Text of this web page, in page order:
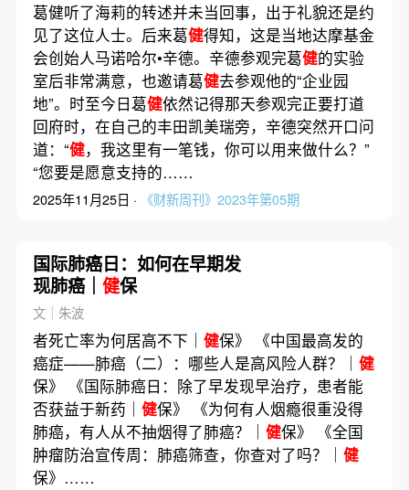
葛健听了海莉的转述并未当回事，出于礼貌还是约
见了这位人士。后来葛健得知，这是当地达摩基金
会创始人马诺哈尔•辛德。辛德参观完葛健的实验
室后非常满意，也邀请葛健去参观他的“企业园
地”。时至今日葛健依然记得那天参观完正要打道
回府时，在自己的丰田凯美瑞旁，辛德突然开口问
道：“健，我这里有一笔钱，你可以用来做什么？”
“您要是愿意支持的……
2025年11月25日 · 《财新周刊》2023年第05期
国际肺癌日：如何在早期发
现肺癌｜ 健保
文｜朱波
者死亡率为何居高不下｜ 健保》 《中国最高发的
癌症——肺癌（二）：哪些人是高风险人群？｜ 健
保》 《国际肺癌日：除了早发现早治疗，患者能
否获益于新药｜ 健保》 《为何有人烟瘾很重没得
肺癌，有人从不抽烟得了肺癌？｜ 健保》 《全国
肿瘤防治宣传周：肺癌筛查，你查对了吗？｜ 健
保》……